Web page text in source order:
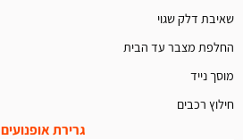
שאיבת דלק שגוי
החלפת מצבר עד הבית
מוסך נייד
חילוץ רכבים
גרירת אופנועים